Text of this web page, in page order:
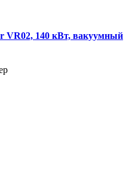
VR02, 140 кВт, вакуумный